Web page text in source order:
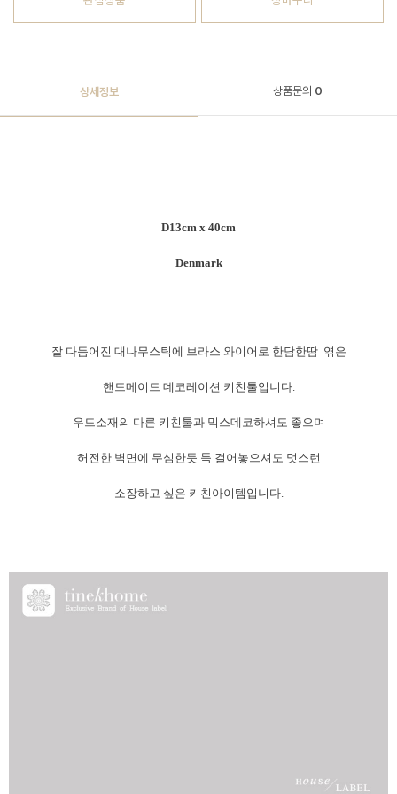
상세정보 상품문의 0
D13cm x 40cm
Denmark
잘 다듬어진 대나무스틱에 브라스 와이어로 한담한땀 엮은
핸드메이드 데코레이션 키친툴입니다.
우드소재의 다른 키친툴과 믹스데코하셔도 좋으며
허전한 벽면에 무심한듯 툭 걸어놓으셔도 멋스런
소장하고 싶은 키친아이템입니다.